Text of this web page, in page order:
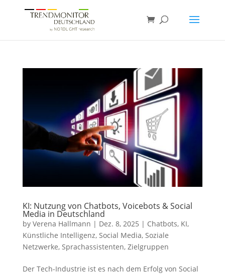
KI: Nutzung von Chatbots, Voicebots & Social
Media in Deutschland
by Verena Hallmann | Dez. 8, 2025 | Chatbots, KI,
Künstliche Intelligenz, Social Media, Soziale
Netzwerke, Sprachassistenten, Zielgruppen
Der Tech-Industrie ist es nach dem Erfolg von Social